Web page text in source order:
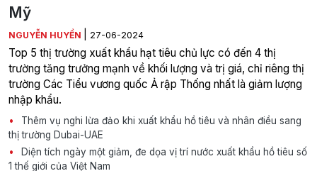
Mỹ
NGUYỄN HUYỀN 27-06-2024
Top 5 thị trường xuất khẩu hạt tiêu chủ lực có đến 4 thị
trường tăng trưởng mạnh về khối lượng và trị giá, chỉ riêng thị
trường Các Tiểu vương quốc Ả rập Thống nhất là giảm lượng
nhập khẩu.
Thêm vụ nghi lừa đảo khi xuất khẩu hồ tiêu và nhân điều sang
thị trường Dubai-UAE
Diện tích ngày một giảm, đe dọa vị trí nước xuất khẩu hồ tiêu số
1 thế giới của Việt Nam